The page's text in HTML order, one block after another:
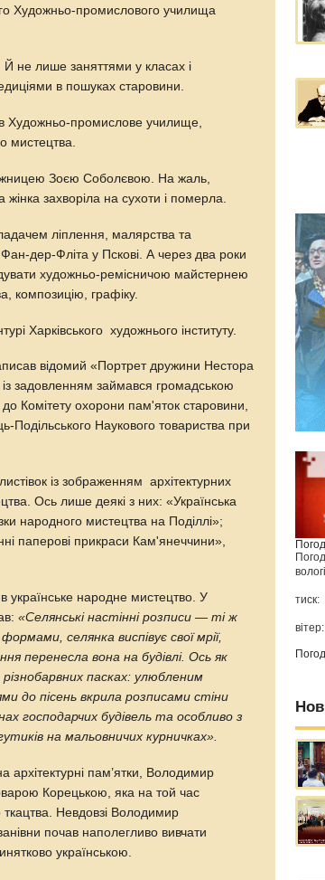
Художньо-промислового училища
не лише заняттями у класах і
в пошуках старовини.
Художньо-промислове училище,
мистецтва.
Зоєю Соболєвою. На жаль,
захворіла на сухоти і померла.
ліплення, малярства та
дер-Фліта у Пскові. А через два роки
художньо-ремісничою майстернею
композицію, графіку.
Харківського художнього інституту.
відомий «Портрет дружини Нестора
задовленням займався громадською
Комітету охорони пам'яток старовини,
Наукового товариства при
із зображенням архітектурних
Ось лише деякі з них: «Українська
народного мистецтва на Поділлі»;
паперові прикраси Кам'янеччини»,
народне мистецтво. У
«Селянські настінні розписи — ті ж
селянка виспівує свої мрії,
перенесла вона на будівлі. Ось як
пасках: улюбленим
до пісень вкрила розписами стіни
господарчих будівель та особливо з
на мальовничихкурничках».
архітектурні пам’ятки, Володимир
Корецькою, яка на той час
Невдовзі Володимир
почав наполегливо вивчати
українською.
тиск:
вітер: